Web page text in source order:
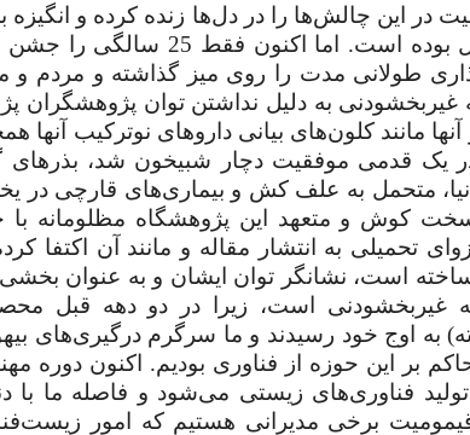
در این چالش‌ها را در دل‌ها زنده کرده و
ادعا در طول این 25 سال بوده
طولانی مدت را روی میز گذاشته و مردم و
غیربخشودنی به دلیل نداشتن توان پژوهشگران
مانند کلون‌های بیانی داروهای نوترکیب آنها
یک قدمی موفقیت دچار شبیخون شد، بذرهای
متحمل به علف کش و بیماری‌های قارچی در
کوش و متعهد این پژوهشگاه مظلومانه با
تحمیلی به انتشار مقاله و مانند آن اکتفا
ساخته است، نشانگر توان ایشان و به عنوان
غیربخشودنی است، زیرا در دو دهه قبل
به اوج خود رسیدند و ما سرگرم درگیری‌های
حاکم بر این حوزه از فناوری بودیم. اکنون
فناوری‌های زیستی می‌شود و فاصله ما با
برخی مدیرانی هستیم که امور